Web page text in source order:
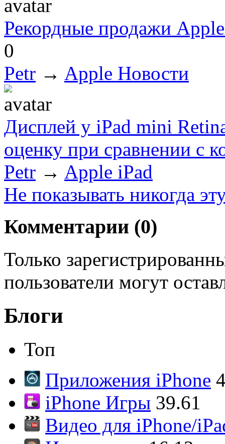
Рекордные продажи
0
Petr → Apple Новости
Дисплей у iPad mini
оценку при сравнении с
Petr → Apple iPad
Не показывать никогда
Комментарии (0)
Только
пользователи могут
Блоги
Топ
Приложения iPhone
iPhone Игры 39.61
Видео для iPhone/